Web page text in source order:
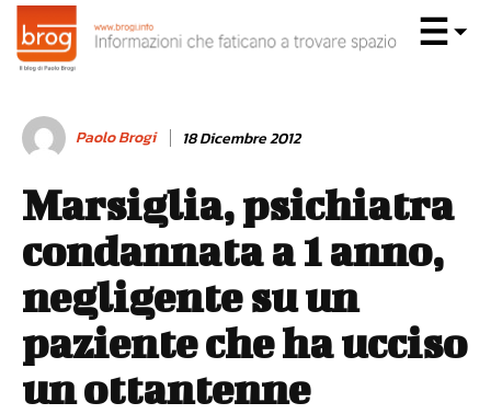
Paolo Brogi 18 Dicembre 2012
Marsiglia, psichiatra
condannata a 1 anno,
negligente su un
paziente che ha ucciso
un ottantenne